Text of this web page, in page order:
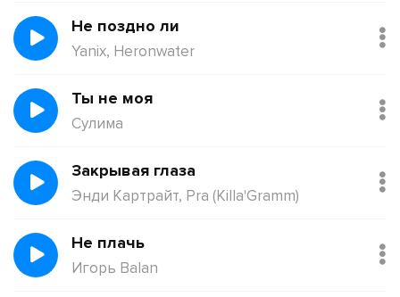
Он меня манит назад
Но с тобою мне больней
Как любовь твою понять
Я стараюсь доверять
Но ты сжигаешь все во мне (Оу-е)
Он меня манит назад
Но с тобою мне больней
Не поздно ли
Yanix, Heronwater
Ты не моя
Сулима
Закрывая глаза
Энди Картрайт, Pra (Killa'Gramm)
Не плачь
Игорь Balan